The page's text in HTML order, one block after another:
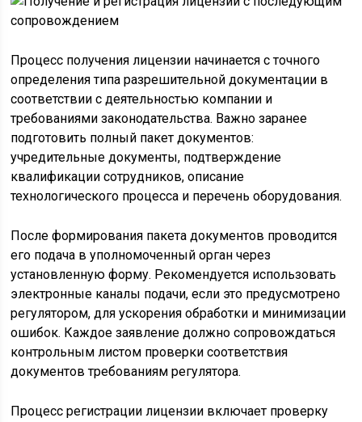
Процесс получения лицензии начинается с точного
определения типа разрешительной документации в
соответствии с деятельностью компании и
требованиями законодательства. Важно заранее
подготовить полный пакет документов:
учредительные документы, подтверждение
квалификации сотрудников, описание
технологического процесса и перечень оборудования.
После формирования пакета документов проводится
его подача в уполномоченный орган через
установленную форму. Рекомендуется использовать
электронные каналы подачи, если это предусмотрено
регулятором, для ускорения обработки и минимизации
ошибок. Каждое заявление должно сопровождаться
контрольным листом проверки соответствия
документов требованиям регулятора.
Процесс регистрации лицензии включает проверку